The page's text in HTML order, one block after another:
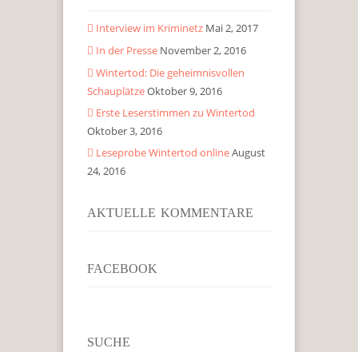
Interview im Kriminetz Mai 2, 2017
In der Presse November 2, 2016
Wintertod: Die geheimnisvollen
SchauplätzeOktober 9, 2016
Erste Leserstimmen zu Wintertod
Oktober 3, 2016
Leseprobe Wintertod onlineAugust
24, 2016
AKTUELLE KOMMENTARE
FACEBOOK
SUCHE